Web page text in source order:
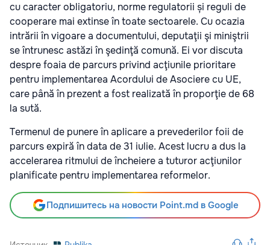
cu caracter obligatoriu, norme regulatorii și reguli de
cooperare mai extinse în toate sectoarele. Cu ocazia
intrării în vigoare a documentului, deputaţii şi miniştrii
se întrunesc astăzi în şedinţă comună. Ei vor discuta
despre foaia de parcurs privind acţiunile prioritare
pentru implementarea Acordului de Asociere cu UE,
care până în prezent a fost realizată în proporţie de 68
la sută.
Termenul de punere în aplicare a prevederilor foii de
parcurs expiră în data de 31 iulie. Acest lucru a dus la
accelerarea ritmului de încheiere a tuturor acţiunilor
planificate pentru implementarea reformelor.
Подпишитесь на новости Point.md в Google